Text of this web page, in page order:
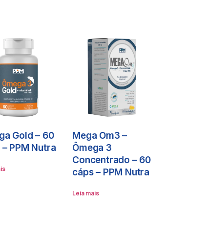
Gold – 60
PPM Nutra
Mega Om3 –
Ômega 3
Concentrado – 60
cáps – PPM Nutra
Leia mais